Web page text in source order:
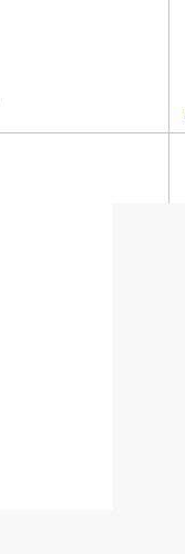
) 2026年6月号